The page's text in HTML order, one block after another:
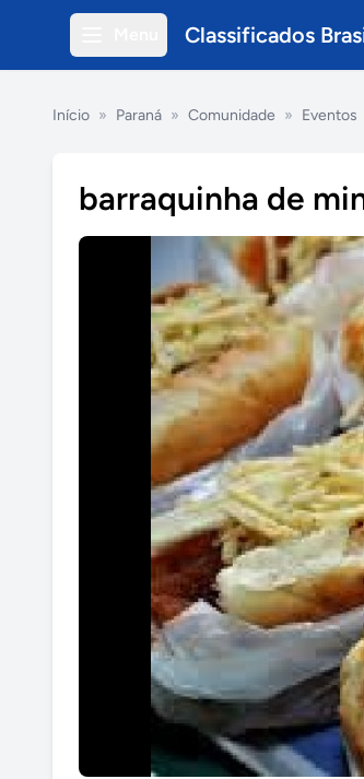
Classificados
Início » Paraná » Comunidade » Eventos
barraquinha de